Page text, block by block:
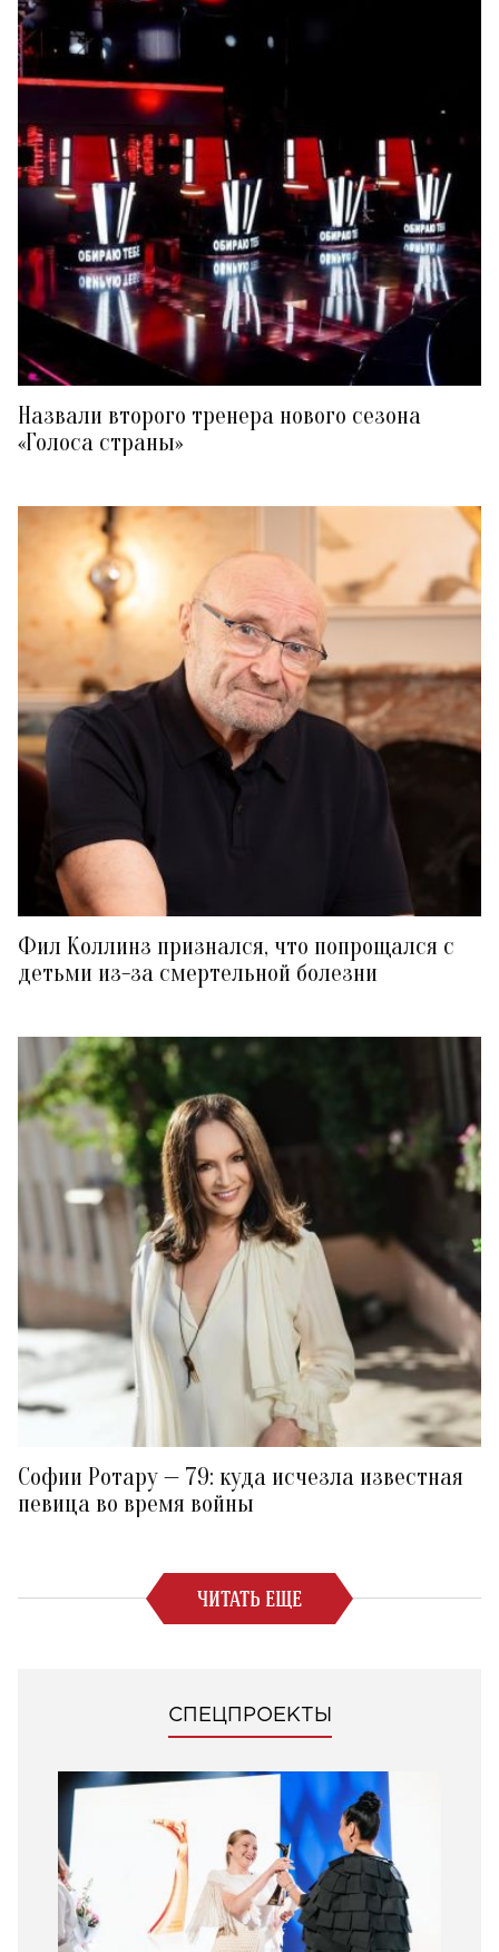
Назвали второго тренера нового сезона
«Голоса страны»
Фил Коллинз признался, что попрощался с
детьми из-за смертельной болезни
Софии Ротару — 79: куда исчезла известная
певица во время войны
ЧИТАТЬ ЕЩЕ
СПЕЦПРОЕКТЫ